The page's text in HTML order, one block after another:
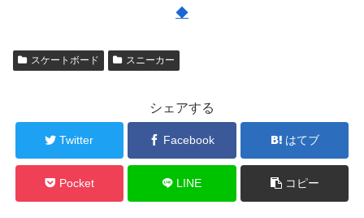
◆
スケートボード スニーカー
シェアする
Twitter Facebook はてブ
Pocket LINE コピー